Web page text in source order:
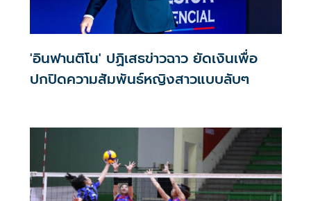
'อินฟานติโน' ปฏิเสธข่าวฉาว ยัดเงินเพื่อ
ปกปิดความสัมพันธ์หญิงสาวแบบลับๆ